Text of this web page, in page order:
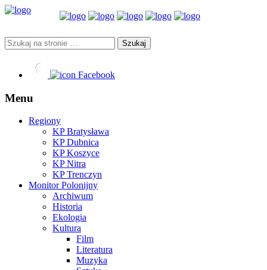
Facebook
Menu
Regiony
KP Bratysława
KP Dubnica
KP Koszyce
KP Nitra
KP Trenczyn
Monitor Polonijny
Archiwum
Historia
Ekologia
Kultura
Film
Literatura
Muzyka